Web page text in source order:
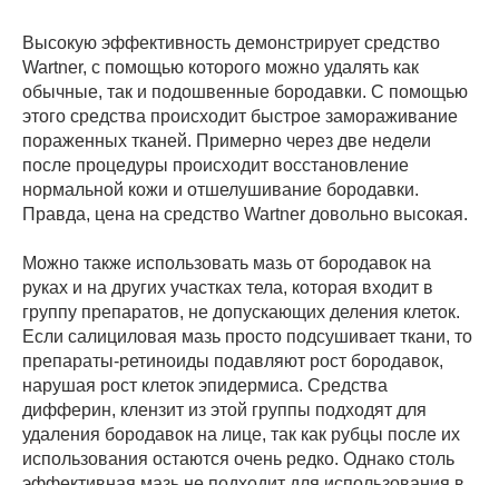
Высокую эффективность демонстрирует средство
Wartner, с помощью которого можно удалять как
обычные, так и подошвенные бородавки. С помощью
этого средства происходит быстрое замораживание
пораженных тканей. Примерно через две недели
после процедуры происходит восстановление
нормальной кожи и отшелушивание бородавки.
Правда, цена на средство Wartner довольно высокая.
Можно также использовать мазь от бородавок на
руках и на других участках тела, которая входит в
группу препаратов, не допускающих деления клеток.
Если салициловая мазь просто подсушивает ткани, то
препараты-ретиноиды подавляют рост бородавок,
нарушая рост клеток эпидермиса. Средства
дифферин, клензит из этой группы подходят для
удаления бородавок на лице, так как рубцы после их
использования остаются очень редко. Однако столь